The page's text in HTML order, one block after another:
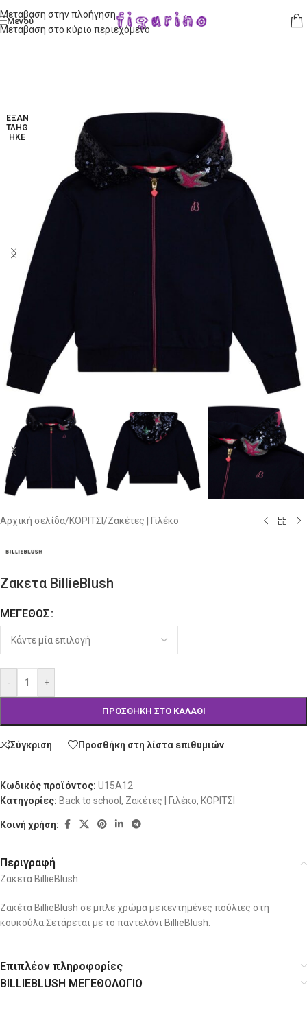
Μετάβαση στην πλοήγηση
Μετάβαση στο κύριο περιεχόμενο
Μενού
ΕΞΑΝ
ΤΛΉΘ
ΗΚΕ
Αρχική σελίδα/ΚΟΡΙΤΣΙ /Ζακέτες | Γιλέκο
Ζακετα BillieBlush
ΜΈΓΕΘΟΣ
- +
ΠΡΟΣΘΉΚΗ ΣΤΟ ΚΑΛΆΘΙ
Alternative:
Σύγκριση Προσθήκη στη λίστα επιθυμιών
Κωδικός προϊόντος: U15A12
Κατηγορίες: Back to school , Ζακέτες | Γιλέκο, ΚΟΡΙΤΣΙ
Κοινή χρήση:
Περιγραφή
Ζακετα BillieBlush
Ζακέτα BillieBlush σε μπλε χρώμα με κεντημένες πούλιες στη
κουκούλα.Σετάρεται με το παντελόνι BillieBlush.
Επιπλέον πληροφορίες
BILLIEBLUSH ΜΕΓΕΘΟΛΟΓΙΟ